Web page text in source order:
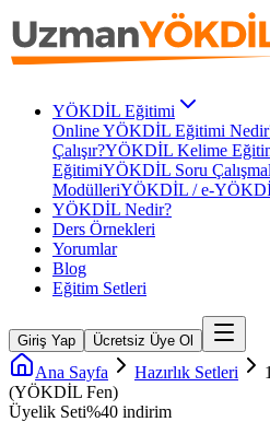
YÖKDİL Eğitimi
Online YÖKDİL Eğitimi
Çalışır?YÖKDİL Kelime
EğitimiYÖKDİL Soru
ModülleriYÖKDİL / e-
YÖKDİL Nedir?
Ders Örnekleri
Yorumlar
Blog
Eğitim Setleri
Giriş Yap Ücretsiz Üye Ol
Ana Sayfa Hazırlık Setleri
(YÖKDİL Fen)
Üyelik Seti%40 indirim